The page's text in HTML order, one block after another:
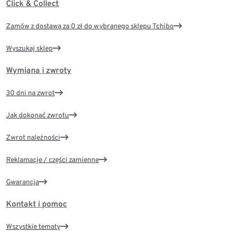
Click & Collect
Zamów z dostawą za 0 zł do wybranego sklepu Tchibo
Wyszukaj sklep
Wymiana i zwroty
30 dni na zwrot
Jak dokonać zwrotu
Zwrot należności
Reklamacje / części zamienne
Gwarancja
Kontakt i pomoc
Wszystkie tematy